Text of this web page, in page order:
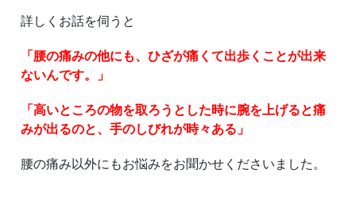
詳しくお話を伺うと
「腰の痛みの他にも、ひざが痛くて出歩くことが出来
ないんです。」
「高いところの物を取ろうとした時に腕を上げると痛
みが出るのと、手のしびれが時々ある」
腰の痛み以外にもお悩みをお聞かせくださいました。